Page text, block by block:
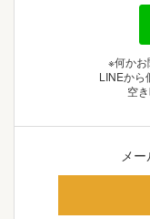
※何かお
LINEから
空
メ